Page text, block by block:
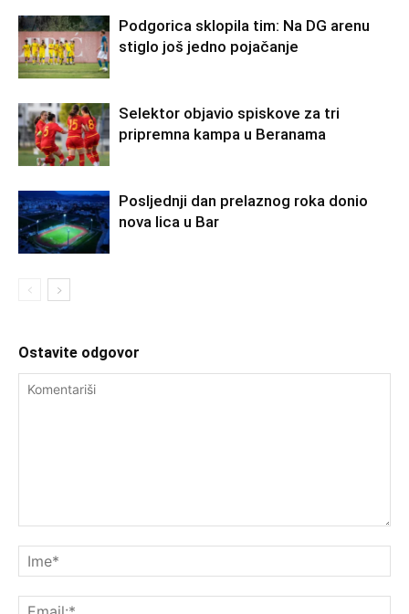
Podgorica sklopila tim: Na DG arenu
stiglo još jedno pojačanje
Selektor objavio spiskove za tri
pripremna kampa u Beranama
Posljednji dan prelaznog roka donio
nova lica u Bar
Ostavite odgovor